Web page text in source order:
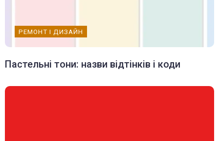
РЕМОНТ І ДИЗАЙН
Пастельні тони: назви відтінків і коди